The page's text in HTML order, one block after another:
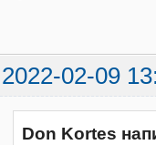
2022-02-09
Don Kortes